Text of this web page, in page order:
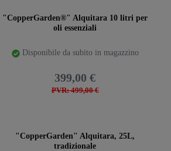
"CopperGarden®" Alquitara 10 litri per
oli essenziali
Disponibile da subito in magazzino
PVR: 499,00 €
399,00 €
"CopperGarden" Alquitara, 25L,
tradizionale